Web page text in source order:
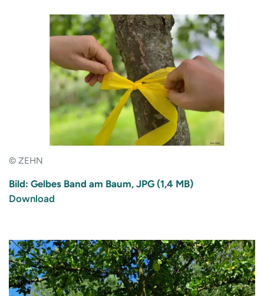
© ZEHN
Bild: Gelbes Band am Baum, JPG (1,4 MB)
Download